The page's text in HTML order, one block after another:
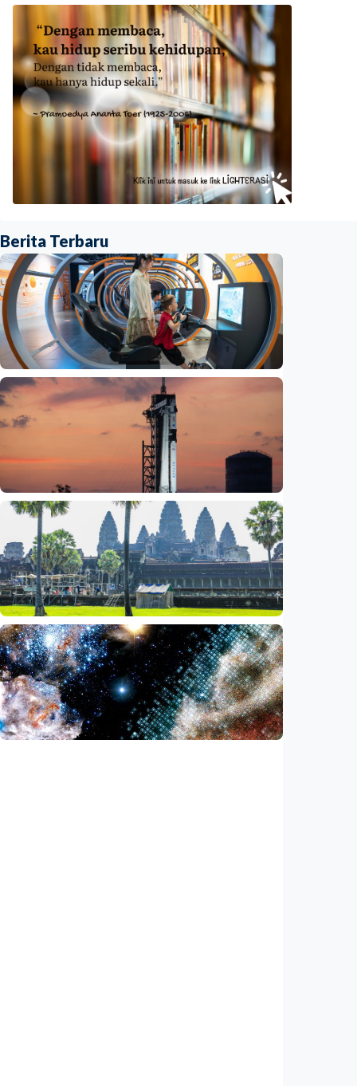
Berita Terbaru
Iptek
Jelang misi bawa pulang sampel Mars, China
siapkan laboratorium perlindungan planet
Indonesia
Iptek
Bagian roket Falcon 9 SpaceX akan hantam
Bulan, NASA pastikan Bumi aman
Indonesia•05 Aug 2026
Iptek
Saat ASEAN bersiap memasuki era AI,
reformasi layanan publik jadi agenda
bersama
Indonesia•05 Aug 2026